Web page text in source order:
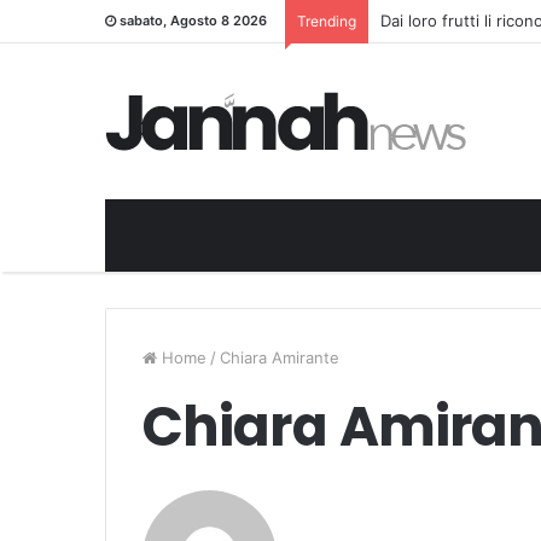
sabato, Agosto 8 2026 Trending Dai loro frutti li
Home / Chiara Amirante
Chiara